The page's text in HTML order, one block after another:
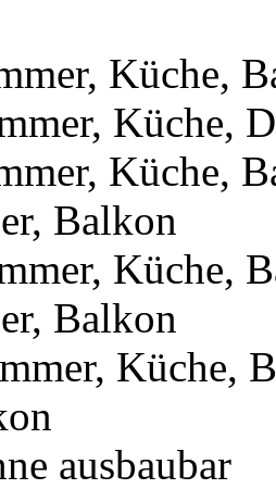
Küche,
Küche,
Küche,
Küche,
Küche,
ausbaubar